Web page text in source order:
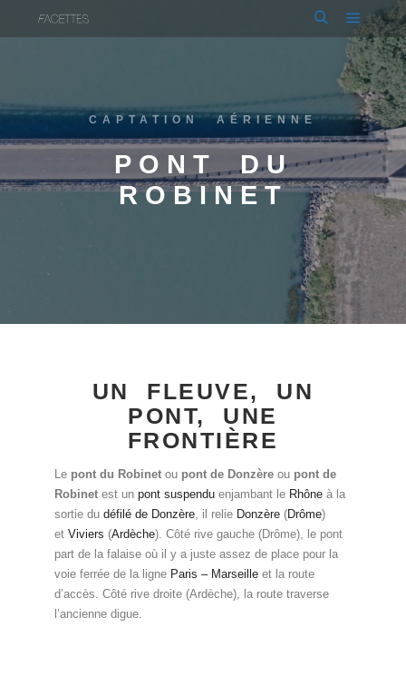
CAPTATION AÉRIENNE
PONT DU
ROBINET
UN FLEUVE, UN
PONT, UNE
FRONTIÈRE
Le pont du Robinet ou pont de Donzère ou pont de
Robinet est un pont suspendu enjambant le Rhône à la
sortie du défilé de Donzère, il relie Donzère (Drôme)
et Viviers (Ardèche). Côté rive gauche (Drôme), le pont
part de la falaise où il y a juste assez de place pour la
voie ferrée de la ligne Paris – Marseille et la route
d’accès. Côté rive droite (Ardèche), la route traverse
l’ancienne digue.